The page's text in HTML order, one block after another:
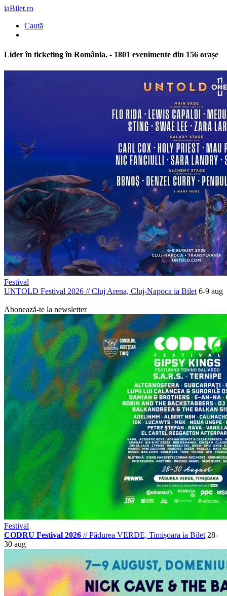
iaBilet.ro
Caută
Lider în ticketing în România. - 1801 evenimente din 156 orașe
Festival
UNTOLD Festival 2026 //Cluj Arena, Cluj-Napoca ia Bilet 6-9 aug
Abonează-te la newsletter
Festival
CODRU Festival 2026 //Pădurea VERDE, Timișoara ia Bilet 28-
30 aug